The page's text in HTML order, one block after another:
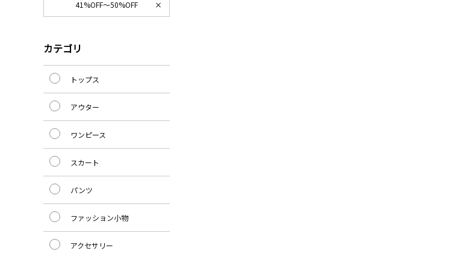
41%OFF～50%OFF
カテゴリ
トップス
アウター
ワンピース
スカート
パンツ
ファッション小物
アクセサリー